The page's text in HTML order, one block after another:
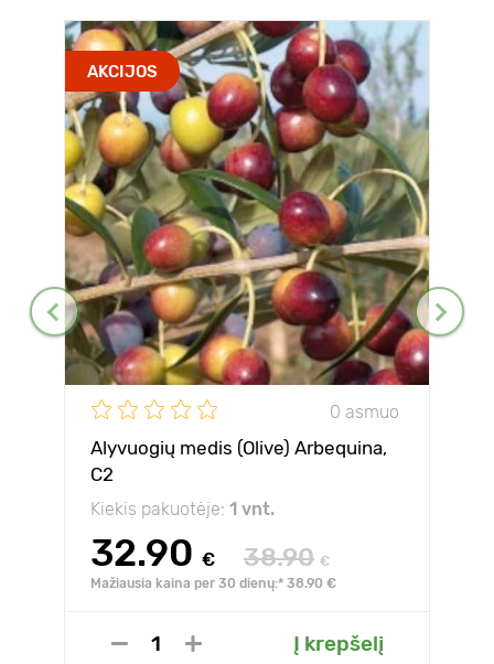
AKCIJOS
0 asmuo
Alyvuogių medis (Olive) Arbequina,
С2
Kiekis pakuotėje: 1 vnt.
32.90 € 38.90 €
Mažiausia kaina per 30 dienų:* 38.90 €
Į krepšelį